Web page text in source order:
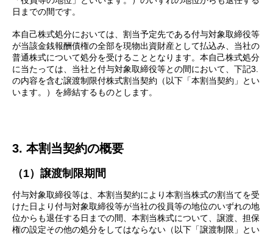
日までの間です。
本自己株式処分においては、割当予定先である付与対象取締役等
が当該金銭報酬債権の全部を現物出資財産として払込み、当社の
普通株式について処分を受けることとなります。本自己株式処分
に当たっては、当社と付与対象取締役等との間において、下記3.
の内容を含む譲渡制限付株式割当契約（以下「本割当契約」とい
います。）を締結するものとします。
3. 本割当契約の概要
（1）譲渡制限期間
付与対象取締役等は、本割当契約により本割当株式の割当てを受
けた日より付与対象取締役等が当社の役員等の地位のいずれの地
位からも退任する日までの間、本割当株式について、譲渡、担保
権の設定その他の処分をしてはならない（以下「譲渡制限」とい